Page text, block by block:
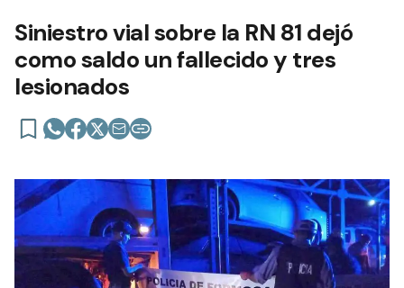
Siniestro vial sobre la RN 81 dejó
como saldo un fallecido y tres
lesionados